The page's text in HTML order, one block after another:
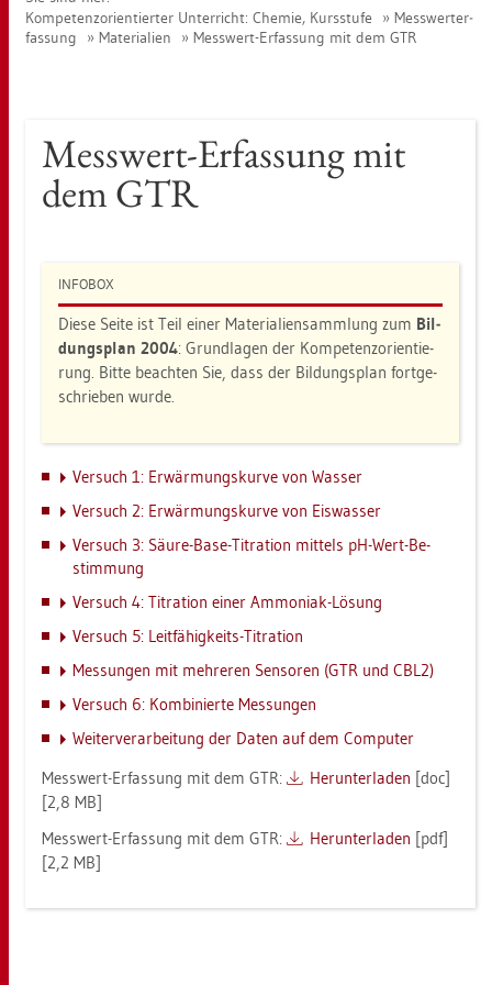
Kom­pe­tenz­ori­en­tier­ter Un­ter­richt: Che­mie, Kurs­stu­fe
Mess­wert­er­
fas­sung
Ma­te­ria­li­en Mess­wert-Er­fas­sung mit dem GTR
Mess­wert-Er­fas­sung mit
dem GTR
IN­FO­BOX
Diese Seite ist Teil einer Ma­te­ria­li­en­samm­lung zum Bil­
dungs­plan 2004: Grund­la­gen der Kom­pe­tenz­ori­en­tie­
rung. Bitte be­ach­ten Sie, dass der Bil­dungs­plan fort­ge­
schrie­ben wurde.
Ver­such 1: Er­wär­mungs­kur­ve von Was­ser
Ver­such 2: Er­wär­mungs­kur­ve von Eis­was­ser
Ver­such 3: Säure-Base-Ti­tra­ti­on mit­tels pH-Wert-Be­
stim­mung
Ver­such 4: Ti­tra­ti­on einer Am­mo­ni­ak-Lö­sung
Ver­such 5: Leit­fä­hig­keits-Ti­tra­ti­on
Mes­sun­gen mit meh­re­ren Sen­so­ren (GTR und CBL2)
Ver­such 6: Kom­bi­nier­te Mes­sun­gen
Wei­ter­ver­ar­bei­tung der Daten auf dem Com­pu­ter
Mess­wert-Er­fas­sung mit dem GTR:
Her­un­ter­la­den [doc]
[2,8 MB]
Mess­wert-Er­fas­sung mit dem GTR:
Her­un­ter­la­den [pdf]
[2,2 MB]